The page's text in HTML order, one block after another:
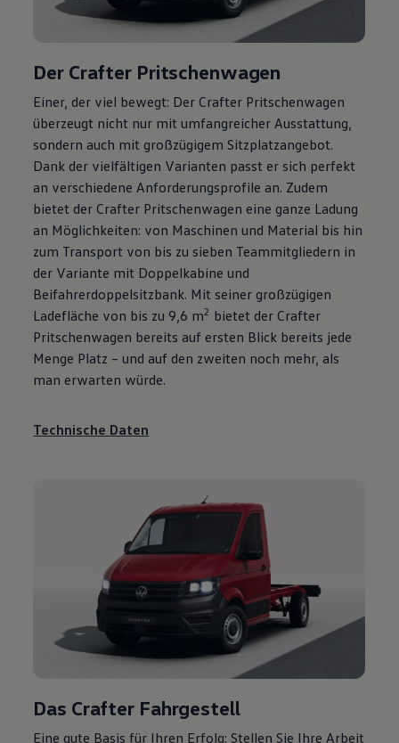
Der Crafter Pritschenwagen
Einer, der viel bewegt: Der Crafter Pritschenwagen
überzeugt nicht nur mit umfangreicher Ausstattung,
sondern auch mit großzügigem Sitzplatzangebot.
Dank der vielfältigen Varianten passt er sich perfekt
an verschiedene Anforderungsprofile an. Zudem
bietet der Crafter Pritschenwagen eine ganze Ladung
an Möglichkeiten: von Maschinen und Material bis hin
zum Transport von bis zu sieben Teammitgliedern in
der Variante mit Doppelkabine und
Beifahrerdoppelsitzbank. Mit seiner großzügigen
Ladefläche von bis zu 9,6 m2 bietet der Crafter
Pritschenwagen bereits auf ersten Blick bereits jede
Menge Platz – und auf den zweiten noch mehr, als
man erwarten würde.
Technische Daten
Das Crafter Fahrgestell
Eine gute Basis für Ihren Erfolg: Stellen Sie Ihre Arbeit